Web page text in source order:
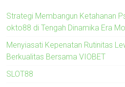
Strategi Membangun Ketahanan
okto88 di Tengah Dinamika Era
Menyiasati Kepenatan Rutinitas
Berkualitas Bersama VIOBET
SLOT88